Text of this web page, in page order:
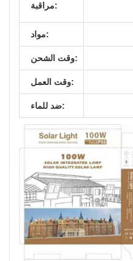
مراقبة:
مواد:
وقت الشحن:
وقت العمل:
ضد للماء: